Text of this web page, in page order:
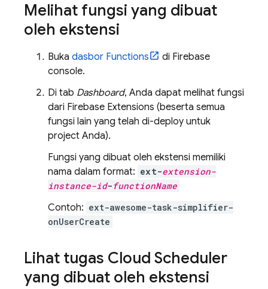
Melihat fungsi yang dibuat
oleh ekstensi
Buka dasbor Functions di Firebase
console.
Di tab Dashboard, Anda dapat melihat fungsi
dari Firebase Extensions (beserta semua
fungsi lain yang telah di-deploy untuk
project Anda).
Fungsi yang dibuat oleh ekstensi memiliki
nama dalam format: ext-extension-
instance-id-functionName
Contoh: ext-awesome-task-simplifier-
onUserCreate
Lihat tugas Cloud Scheduler
yang dibuat oleh ekstensi